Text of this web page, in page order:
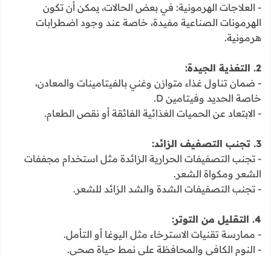
- العلاجات الهرمونية: في بعض الحالات، يمكن أن تكون
الهرمونات الصناعية مفيدة، خاصة عند وجود اضطرابات
هرمونية.
2. التغذية الجيدة:
- ضمان تناول غذاء متوازن وغني بالفيتامينات والمعادن،
خاصة الحديد وفيتامين D.
- الابتعاد عن الحميات الغذائية الفائقة أو نقص الطعام.
3. تجنب التصفيف الزائد:
- تجنب التصفيفات الحرارية الزائدة مثل استخدام مجففات
الشعر ومكواة الشعر.
- تجنب التصفيفات الشدة والشد الزائد للشعر.
4. التقليل من التوتر:
- ممارسة تقنيات الاسترخاء مثل اليوغا أو التأمل.
- النوم الكافي والمحافظة على نمط حياة صحي.